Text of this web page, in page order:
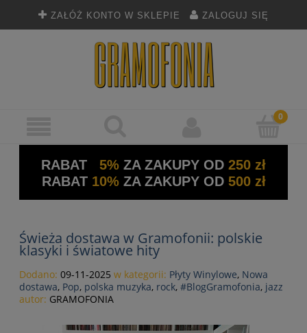
ZAŁÓŻ KONTO W SKLEPIE ZALOGUJ SIĘ
RABAT 5% ZA ZAKUPY OD 250 zł
RABAT 10%ZA ZAKUPY OD 500 zł
Świeża dostawa w Gramofonii: polskie
klasyki i światowe hity
Dodano: 09-11-2025 w kategorii: Płyty Winylowe, Nowa
dostawa, Pop, polska muzyka, rock, #BlogGramofonia, jazz
autor: GRAMOFONIA